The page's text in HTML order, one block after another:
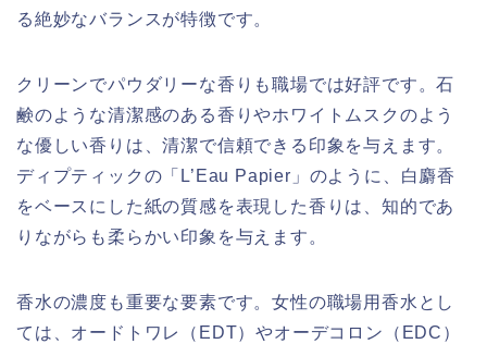
る絶妙なバランスが特徴です。
クリーンでパウダリーな香りも職場では好評です。石
鹸のような清潔感のある香りやホワイトムスクのよう
な優しい香りは、清潔で信頼できる印象を与えます。
ディプティックの「L’Eau Papier」のように、白麝香
をベースにした紙の質感を表現した香りは、知的であ
りながらも柔らかい印象を与えます。
香水の濃度も重要な要素です。女性の職場用香水とし
ては、オードトワレ（EDT）やオーデコロン（EDC）